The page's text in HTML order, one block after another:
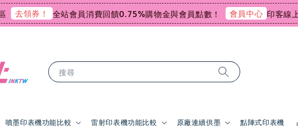
去領券！ 全站會員消費回饋0.75%購物金與會員點數！ 會員中心 印客線上感
搜尋
噴墨印表機功能比較 雷射印表機功能比較 原廠連續供墨 點陣式印表機